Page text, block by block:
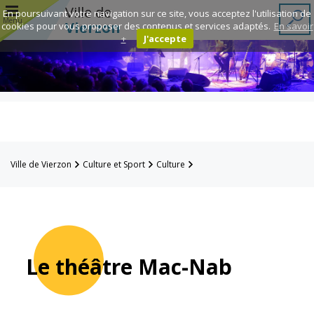
Menu
Ville de
Vierzon
Annuaire des
associations
Mairie
Ville de Vierzon Culture et Sport Culture
Le théâtre Mac-Nab
En poursuivant votre navigation sur ce site, vous acceptez l'utilisation de
cookies pour vous proposer des contenus et services adaptés. En savoir
+
J'accepte